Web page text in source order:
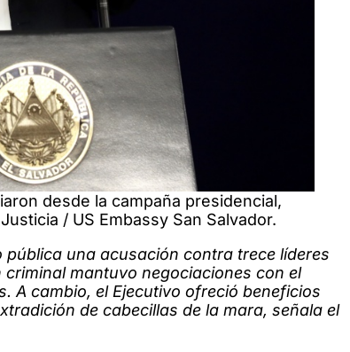
desde la campaña presidencial,
/ US Embassy San Salvador.
pública una acusación contra trece líderes
mantuvo negociaciones con el
A cambio, el Ejecutivo ofreció beneficios
de cabecillas de la mara, señala el